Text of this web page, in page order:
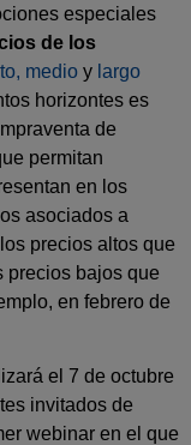
especiales
de los
medio y largo
horizontes es
de
permitan
en los
asociados a
precios altos que
precios bajos que
en febrero de
el 7 de octubre
invitados de
webinar en el que